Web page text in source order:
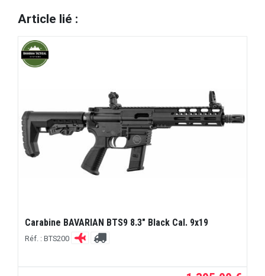
Article lié :
Carabine BAVARIAN BTS9 8.3" Black Cal. 9x19
Réf. : BTS200